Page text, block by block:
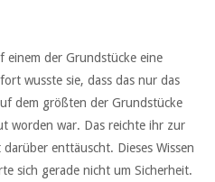
einem der Grundstücke eine
wusste sie, dass das nur das
dem größten der Grundstücke
worden war. Das reichte ihr zur
enttäuscht. Dieses Wissen
sich gerade nicht um Sicherheit.